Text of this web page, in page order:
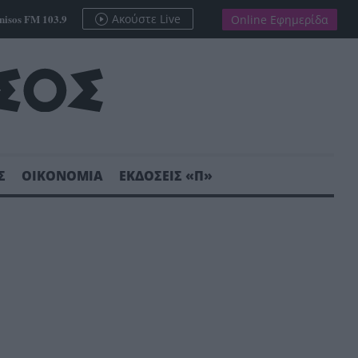
FM 103.9 Ακούστε Live Online Εφημερίδα
ΟΙΚΟΝΟΜΙΑ ΕΚΔΟΣΕΙΣ «Π»